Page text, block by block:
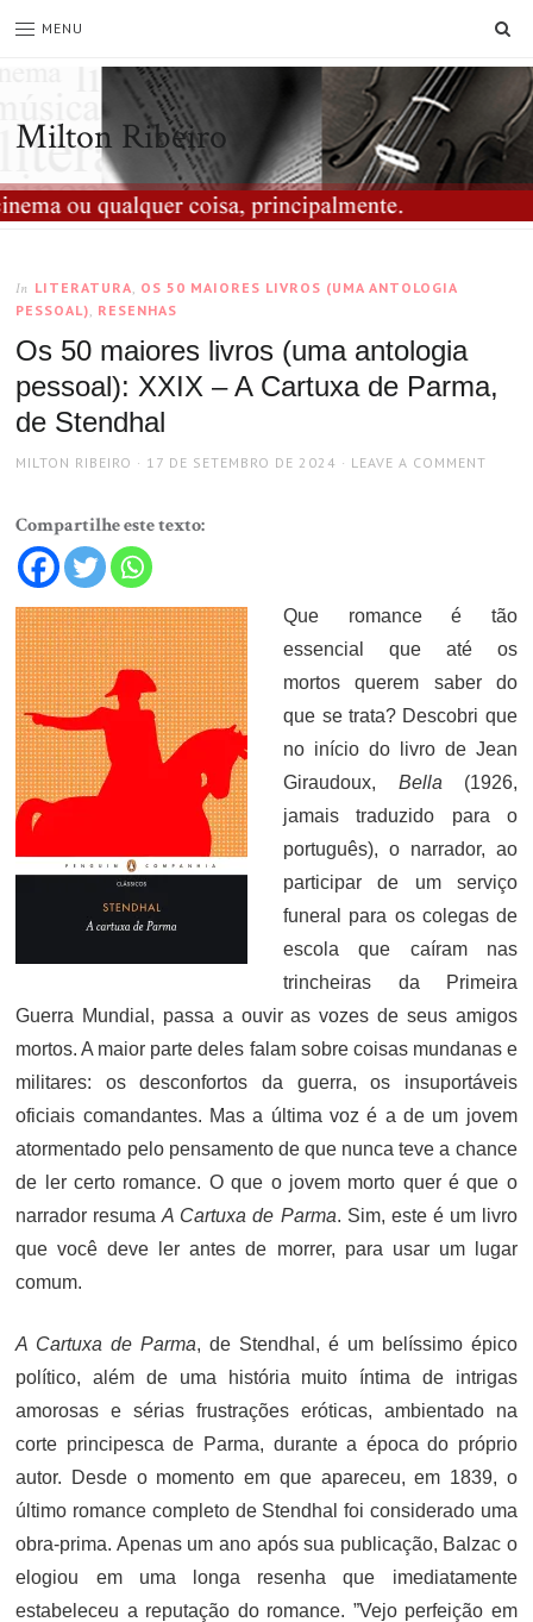
MENU
Milton Ribeiro
In LITERATURA, OS 50 MAIORES LIVROS (UMA ANTOLOGIA
PESSOAL), RESENHAS
Os 50 maiores livros (uma antologia
pessoal): XXIX – A Cartuxa de Parma,
de Stendhal
AUTHOR
MILTON RIBEIRO
POSTED
17 DE SETEMBRO DE 2024 LEAVE A COMMENT
Compartilhe este texto:
Que romance é tão
essencial que até os
mortos querem saber do
que se trata? Descobri que
no início do livro de Jean
Giraudoux, Bella (1926,
jamais traduzido para o
português), o narrador, ao
participar de um serviço
funeral para os colegas de
escola que caíram nas
trincheiras da Primeira
Guerra Mundial, passa a ouvir as vozes de seus amigos
mortos. A maior parte deles falam sobre coisas mundanas e
militares: os desconfortos da guerra, os insuportáveis
oficiais comandantes. Mas a última voz é a de um jovem
atormentado pelo pensamento de que nunca teve a chance
de ler certo romance. O que o jovem morto quer é que o
narrador resumaA Cartuxa de Parma. Sim, este é um livro
que você deve ler antes de morrer, para usar um lugar
comum.
A Cartuxa de Parma, de Stendhal, é um belíssimo épico
político, além de uma história muito íntima de intrigas
amorosas e sérias frustrações eróticas, ambientado na
corte principesca de Parma, durante a época do próprio
autor. Desde o momento em que apareceu, em 1839, o
último romance completo de Stendhal foi considerado uma
obra-prima. Apenas um ano após sua publicação, Balzac o
elogiou em uma longa resenha que imediatamente
estabeleceu a reputação do romance. ”Vejo perfeição em